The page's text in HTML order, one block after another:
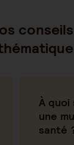
À
une
santé